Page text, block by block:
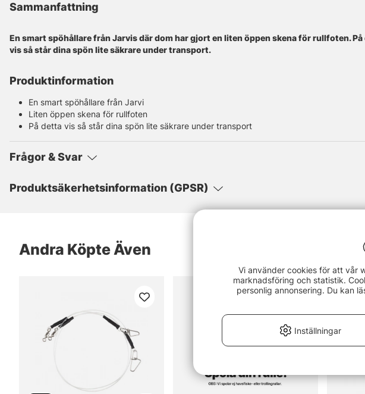
Sammanfattning
En smart spöhållare från Jarvis där dom har gjort en liten öppen skena för rullfoten.
vis så står dina spön lite säkrare under transport.
Produktinformation
En smart spöhållare från Jarvi
Liten öppen skena för rullfoten
På detta vis så står dina spön lite säkrare under transport
Frågor & Svar
Produktsäkerhetsinformation (GPSR)
Andra Köpte Även
Vi använder cookies för att vår
marknadsföring och statistik.
personlig annonsering. Du kan
Inställningar